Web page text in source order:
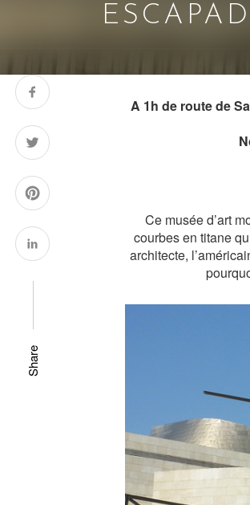
Share
A 1h de route de
Ce musée d’art
courbes en titane
architecte,